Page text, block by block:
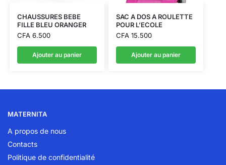
CHAUSSURES BEBE
FILLE BLEU ORANGER
CFA6.500
Ajouter au panier
SAC A DOS A ROULETTE
POUR L’ECOLE
CFA15.500
Ajouter au panier
MATERNITA
A propos de nous
Contacts
Politique de confidentialité